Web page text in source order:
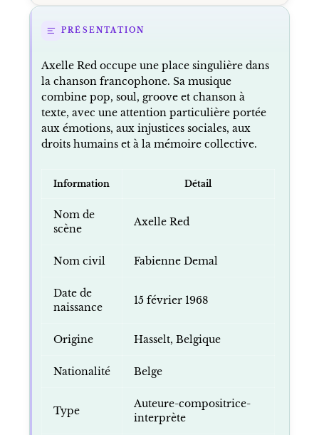
PRÉSENTATION
Axelle Red occupe une place singulière dans
la chanson francophone. Sa musique
combine pop, soul, groove et chanson à
texte, avec une attention particulière portée
aux émotions, aux injustices sociales, aux
droits humains et à la mémoire collective.
Information Détail
Nom de
scène
Axelle Red
Nom civil Fabienne Demal
Date de
naissance
15 février 1968
Origine Hasselt, Belgique
Nationalité Belge
Type
Auteure-compositrice-
interprète